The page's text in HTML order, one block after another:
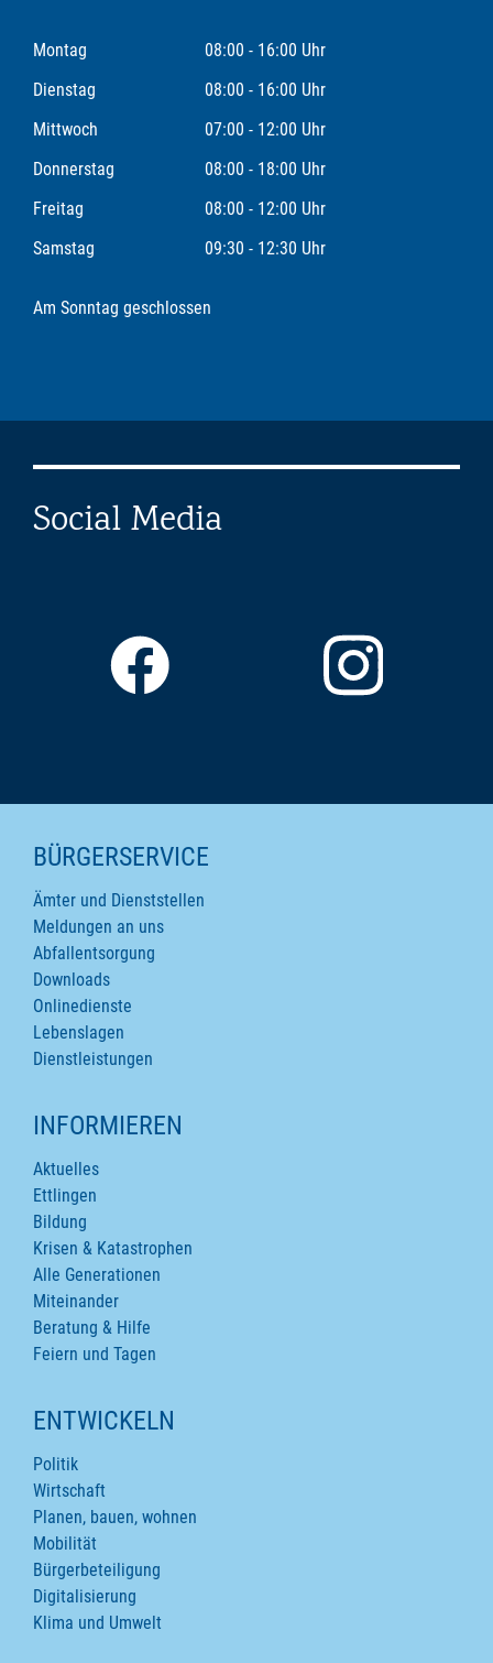
Montag
08:00 - 16:00 Uhr
Dienstag
08:00 - 16:00 Uhr
Mittwoch
07:00 - 12:00 Uhr
Donnerstag
08:00 - 18:00 Uhr
Freitag
08:00 - 12:00 Uhr
Samstag
09:30 - 12:30 Uhr
Am Sonntag geschlossen
Social Media
SEITENINHALTE
BÜRGERSERVICE
Ämter und Dienststellen
Meldungen an uns
Abfallentsorgung
Downloads
Onlinedienste
Lebenslagen
Dienstleistungen
INFORMIEREN
Aktuelles
Ettlingen
Bildung
Krisen & Katastrophen
Alle Generationen
Miteinander
Beratung & Hilfe
Feiern und Tagen
ENTWICKELN
Politik
Wirtschaft
Planen, bauen, wohnen
Mobilität
Bürgerbeteiligung
Digitalisierung
Klima und Umwelt